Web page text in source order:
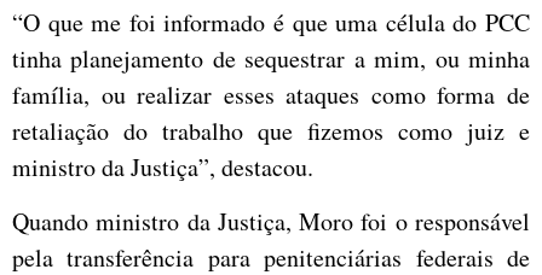
“O que me foi informado é que uma célula do PCC
tinha planejamento de sequestrar a mim, ou minha
família, ou realizar esses ataques como forma de
retaliação do trabalho que fizemos como juiz e
ministro da Justiça”, destacou.
Quando ministro da Justiça, Moro foi o responsável
pela transferência para penitenciárias federais de